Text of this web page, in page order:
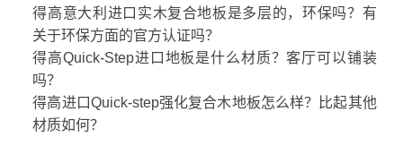
得高意大利进口实木复合地板是多层的，环保吗？有
关于环保方面的官方认证吗？
得高Quick-Step进口地板是什么材质？客厅可以铺装
吗？
得高进口Quick-step强化复合木地板怎么样？比起其他
材质如何？